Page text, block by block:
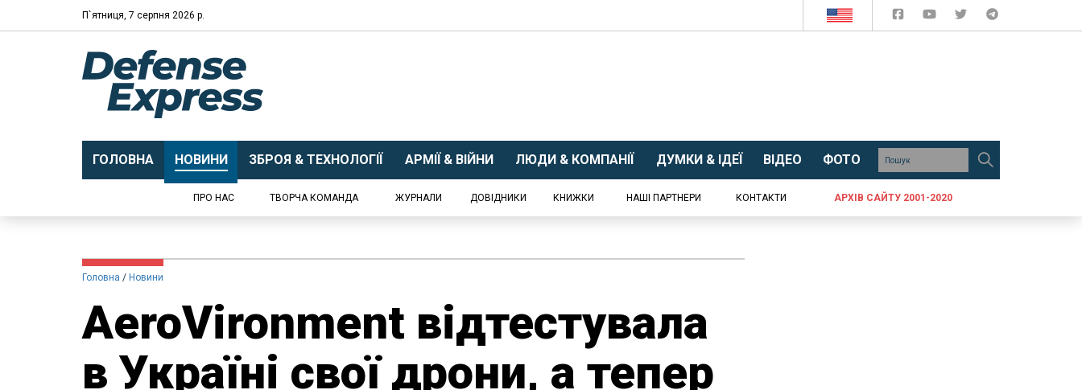
П`ятниця, 7 серпня 2026 р.
ГОЛОВНА НОВИНИ ЗБРОЯ & ТЕХНОЛОГІЇ АРМІЇ & ВІЙНИ ЛЮДИ & КОМПАНІЇ ДУМКИ & ІДЕЇ ВІДЕО ФОТО
ПРО НАС ТВОРЧА КОМАНДА ЖУРНАЛИ ДОВІДНИКИ КНИЖКИ НАШІ ПАРТНЕРИ КОНТАКТИ АРХІВ САЙТУ 2001-2020
Головна Новини
AeroVironment відтестувала
в Україні свої дрони, а тепер